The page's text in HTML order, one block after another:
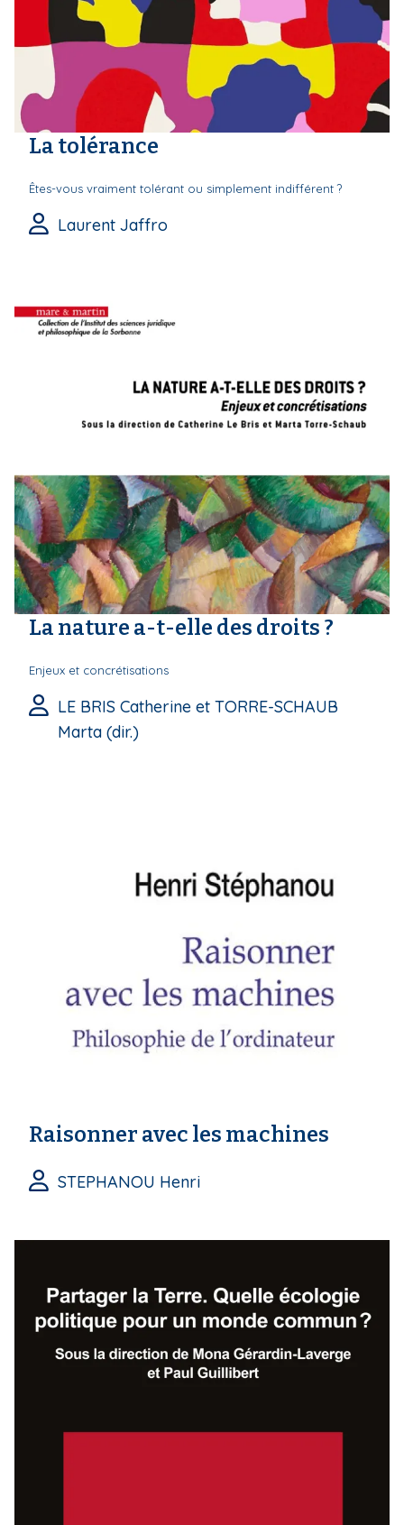
La tolérance
Êtes-vous vraiment tolérant ou simplement indifférent ?
Laurent Jaffro
La nature a-t-elle des droits ?
Enjeux et concrétisations
LE BRIS Catherine et TORRE-SCHAUB
Marta (dir.)
Raisonner avec les machines
STEPHANOU Henri